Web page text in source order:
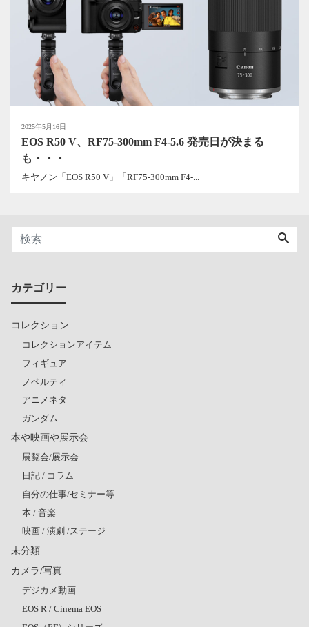
2025年5月16日
EOS R50 V、RF75-300mm F4-5.6 発売日が決まる
も・・・
キヤノン「EOS R50 V」「RF75-300mm F4-...
カテゴリー
コレクション
コレクションアイテム
フィギュア
ノベルティ
アニメネタ
ガンダム
本や映画や展示会
展覧会/展示会
日記 / コラム
自分の仕事/セミナー等
本 / 音楽
映画 / 演劇 /ステージ
未分類
カメラ/写真
デジカメ動画
EOS R / Cinema EOS